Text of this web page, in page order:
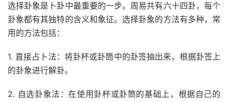
选择卦象是卜卦中最重要的一步。周易共有六十四卦，每个
卦象都有其独特的含义和象征。选择卦象的方法有多种，常
用的方法包括：
1. 直接占卜法：将卦杯或卦筒中的卦签抽出来，根据卦签上
的卦象进行解卦。
2. 自选卦象法：在使用卦杯或卦筒的基础上，根据自己的